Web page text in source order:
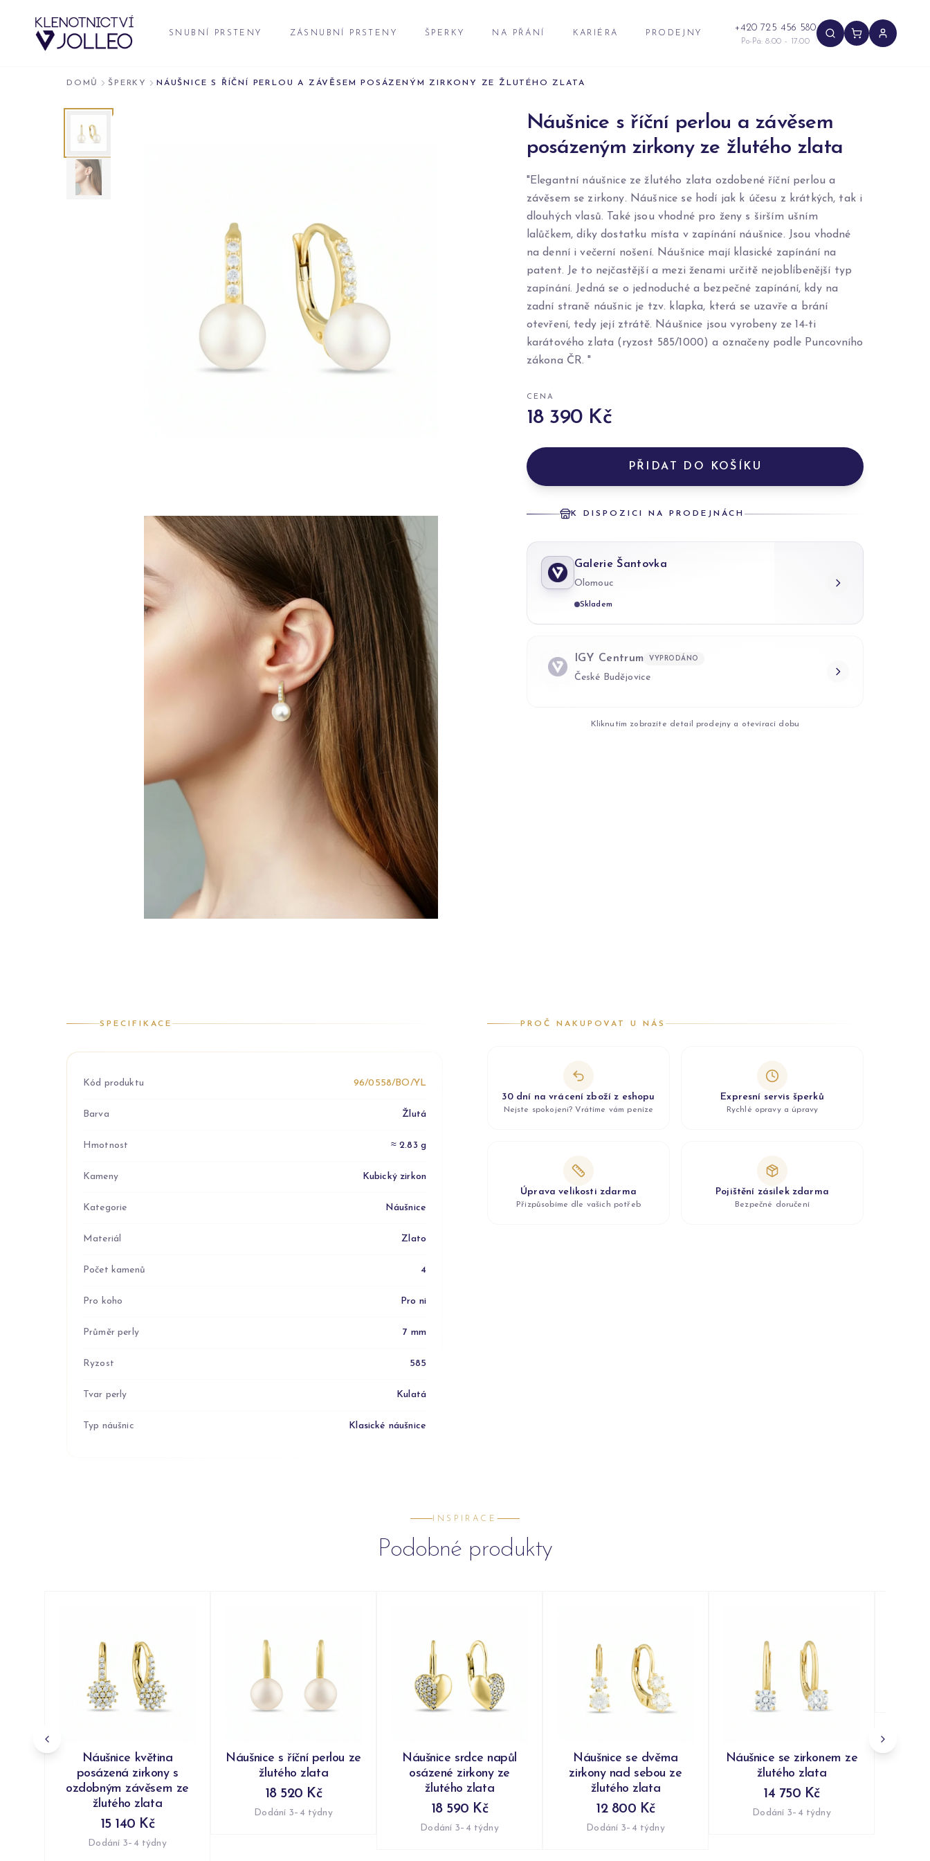
SNUBNÍ PRSTENY ZÁSNUBNÍ PRSTENY ŠPERKY NA PŘÁNÍ KARIÉRA PRODEJNY +420 725 456 580
Po-Pá: 8:00 - 17:00
DOMŮ ŠPERKY NÁUŠNICE S ŘÍČNÍ PERLOU A ZÁVĚSEM POSÁZENÝM ZIRKONY ZE ŽLUTÉHO ZLATA
Náušnice s říční perlou a závěsem
posázeným zirkony ze žlutého zlata
"Elegantní náušnice ze žlutého zlata ozdobené říční perlou a
závěsem se zirkony. Náušnice se hodí jak k účesu z krátkých, tak i
dlouhých vlasů. Také jsou vhodné pro ženy s širším ušním
lalůčkem, díky dostatku místa v zapínání náušnice. Jsou vhodné
na denní i večerní nošení. Náušnice mají klasické zapínání na
patent. Je to nejčastější a mezi ženami určitě nejoblíbenější typ
zapínání. Jedná se o jednoduché a bezpečné zapínání, kdy na
zadní straně náušnic je tzv. klapka, která se uzavře a brání
otevření, tedy její ztrátě. Náušnice jsou vyrobeny ze 14-ti
karátového zlata (ryzost 585/1000) a označeny podle Puncovního
zákona ČR. "
CENA
18 390 Kč
PŘIDAT DO KOŠÍKU
K DISPOZICI NA PRODEJNÁCH
Galerie Šantovka
Olomouc
Skladem
IGY Centrum VYPRODÁNO
České Budějovice
Kliknutím zobrazíte detail prodejny a otevírací dobu
SPECIFIKACE
Kód produktu 96/0558/BO/YL
Barva Žlutá
Hmotnost ≈ 2.83 g
Kameny Kubický zirkon
Kategorie Náušnice
Materiál Zlato
Počet kamenů 4
Pro koho Pro ni
Průměr perly 7 mm
Ryzost 585
Tvar perly Kulatá
Typ náušnic Klasické náušnice
PROČ NAKUPOVAT U NÁS
30 dní na vrácení zboží z eshopu
Nejste spokojeni? Vrátíme vám peníze
Expresní servis šperků
Rychlé opravy a úpravy
Úprava velikosti zdarma
Přizpůsobíme dle vašich potřeb
Pojištění zásilek zdarma
Bezpečné doručení
INSPIRACE
Podobné produkty
Náušnice květina
posázená zirkony s
ozdobným závěsem ze
žlutého zlata
15 140 Kč
Dodání 3–4 týdny
Náušnice s říční perlou ze
žlutého zlata
18 520 Kč
Dodání 3–4 týdny
Náušnice srdce napůl
osázené zirkony ze
žlutého zlata
18 590 Kč
Dodání 3–4 týdny
Náušnice se dvěma
zirkony nad sebou ze
žlutého zlata
12 800 Kč
Dodání 3–4 týdny
Náušnice se zirkonem ze
žlutého zlata
14 750 Kč
Dodání 3–4 týdny